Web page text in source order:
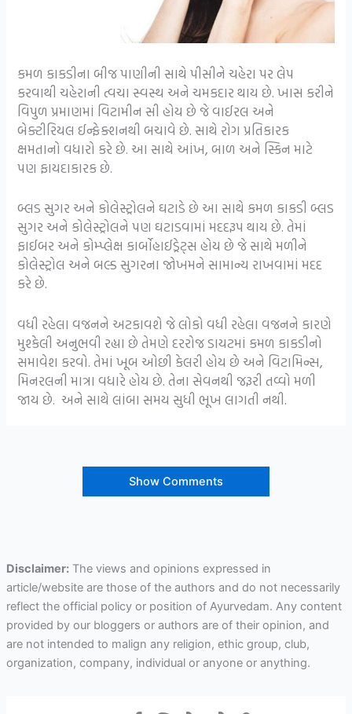
કમળ કાકડીના બીજ પાણીની સાથે પીસીને ચહેરા પર લેપ
કરવાથી ચહેરાની ત્વચા સ્વસ્થ અને ચમકદાર થાય છે. ખાસ કરીને
વિપુળ પ્રમાણમાં વિટામીન સી હોય છે જે વાઈરલ અને
બેક્ટીરિયલ ઈન્ફેક્શનથી બચાવે છે. સાથે રોગ પ્રતિકારક
ક્ષમતાનો વધારો કરે છે. આ સાથે આંખ, બાળ અને સ્કિન માટે
પણ ફાયદાકારક છે.
બ્લડ સુગર અને કોલેસ્ટ્રોલને ઘટાડે છે આ સાથે કમળ કાકડી બ્લડ
સુગર અને કોલેસ્ટ્રોલને પણ ઘટાડવામાં મદદરૂપ થાય છે. તેમાં
ફાઈબર અને કોમ્પ્લેક્ષ કાર્બોહાઈડ્રેટ્સ હોય છે જે સાથે મળીને
કોલેસ્ટ્રોલ અને બલ્ડ સુગરના જોખમને સામાન્ય રાખવામાં મદદ
કરે છે.
વધી રહેલા વજનને અટકાવશે જે લોકો વધી રહેલા વજનને કારણે
મુશ્કેલી અનુભવી રહ્યા છે તેમણે દરરોજ ડાયટમાં કમળ કાકડીનો
સમાવેશ કરવો. તેમાં ખૂબ ઓછી કેલરી હોય છે અને વિટામિન્સ,
મિનરલની માત્રા વધારે હોય છે. તેના સેવનથી જરૂરી તવ્વો મળી
જાય છે. અને સાથે લાંબા સમય સુધી ભૂખ લાગતી નથી.
Show Comments
Disclaimer:The views and opinions expressed in
article/website are those of the authors and do not necessarily
reflect the official policy or position of Ayurvedam. Any content
provided by our bloggers or authors are of their opinion, and
are not intended to malign any religion, ethic group, club,
organization, company, individual or anyone or anything.